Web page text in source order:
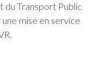
du Transport Public
mise en service